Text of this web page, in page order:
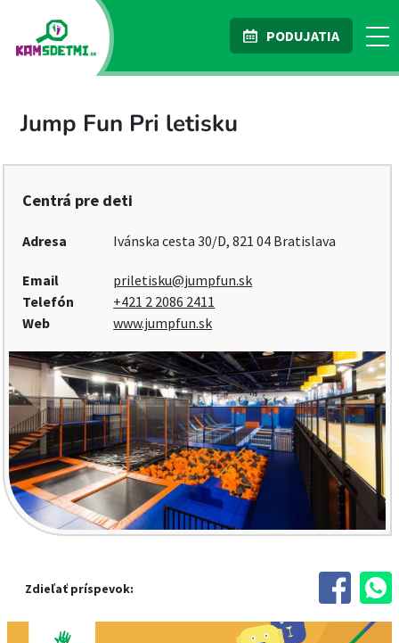
PODUJATIA
Jump Fun Pri letisku
Centrá pre deti
Adresa Ivánska cesta 30/D, 821 04 Bratislava
Email
priletisku@jumpfun.sk
Telefón
+421 2 2086 2411
Web
www.jumpfun.sk
Zdieľať príspevok: